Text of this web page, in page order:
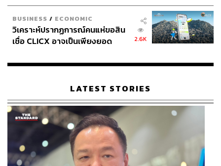
ลงทะเบียนล่วงหน้าเข้าร่วมฟรีได้แล้ววันนี้ผ่านลิงก์นี้:https://l
u.ma/883jke53และคลิกดูขั้นตอนการลงทะเบียนเพิ่มเติม
ได้ที่: https://www.facebook.com/share/p/1KgoAE1Kdc/
แล้วเจอกันบน ‘ถนนสู่อนาคต’ Street of the Future ณ
อยากพลาด หากอยากรู้ว่าคริปโตคืออนาคตหรือแค่กระแส…
และงานที่ทำให้คุณเข้าใจโลกคริปโตได้ด้วยความสนุกและ
ความสร้างสรรค์แบบไม่เหมือนใคร!
คริปโทเคอร์เรนซี และโทเคนดิจิทัลมีความเสี่ยงสูง
ท่านอาจสูญเสียเงินลงทุนได้ทั้งจำนวน โปรดศึกษาข้อมูลและ
ลงทุนให้เหมาะสมกับระดับความเสี่ยงที่ยอมรับได้
BUSINESS / ECONOMIC
วิเคราะห์ปรากฏการณ์คนแห่ขอสิน
เชื่อ CLICX อาจเป็นเพียงยอด
เรือนไทยที่ถูกซุกไว้
2.6K
LATEST STORIES